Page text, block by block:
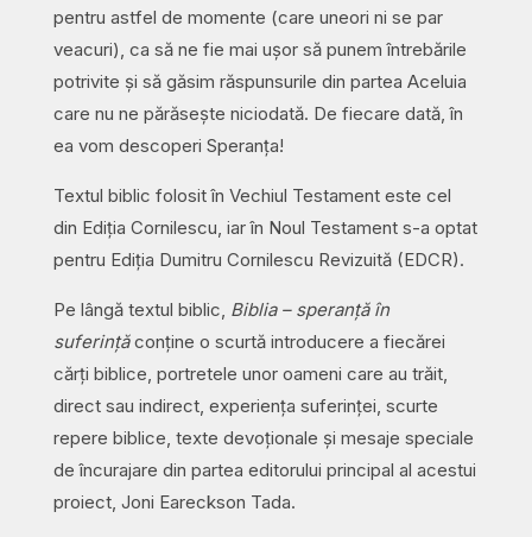
pentru astfel de momente (care uneori ni se par
veacuri), ca să ne fie mai ușor să punem întrebările
potrivite și să găsim răspunsurile din partea Aceluia
care nu ne părăsește niciodată. De fiecare dată, în
ea vom descoperi Speranța!
Textul biblic folosit în Vechiul Testament este cel
din Ediția Cornilescu, iar în Noul Testament s-a optat
pentru Ediția Dumitru Cornilescu Revizuită (EDCR).
Pe lângă textul biblic, Biblia – speranță în
suferințăconține o scurtă introducere a fiecărei
cărți biblice, portretele unor oameni care au trăit,
direct sau indirect, experiența suferinței, scurte
repere biblice, texte devoționale și mesaje speciale
de încurajare din partea editorului principal al acestui
proiect, Joni Eareckson Tada.